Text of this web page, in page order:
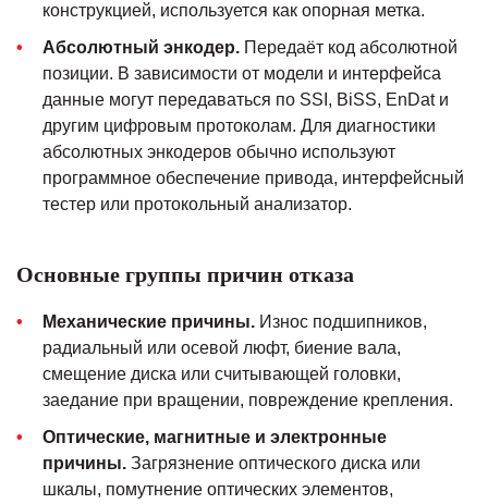
конструкцией, используется как опорная метка.
Абсолютный энкодер. Передаёт код абсолютной
позиции. В зависимости от модели и интерфейса
данные могут передаваться по SSI, BiSS, EnDat и
другим цифровым протоколам. Для диагностики
абсолютных энкодеров обычно используют
программное обеспечение привода, интерфейсный
тестер или протокольный анализатор.
Основные группы причин отказа
Механические причины. Износ подшипников,
радиальный или осевой люфт, биение вала,
смещение диска или считывающей головки,
заедание при вращении, повреждение крепления.
Оптические, магнитные и электронные
причины. Загрязнение оптического диска или
шкалы, помутнение оптических элементов,